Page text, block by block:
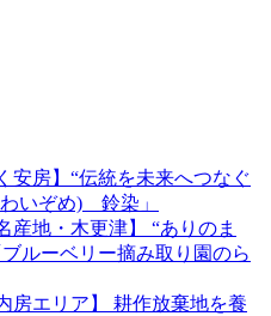
安房】“伝統を未来へつなぐ
わいぞめ) 鈴染」
産地・木更津】 “ありのま
ルーベリー摘み取り園のら
房エリア】 耕作放棄地を養